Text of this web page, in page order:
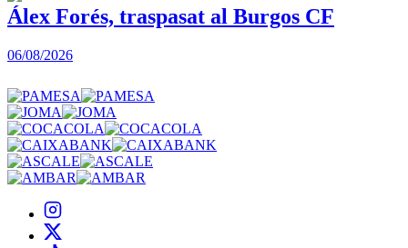
Álex Forés, traspasat al Burgos CF
06/08/2026